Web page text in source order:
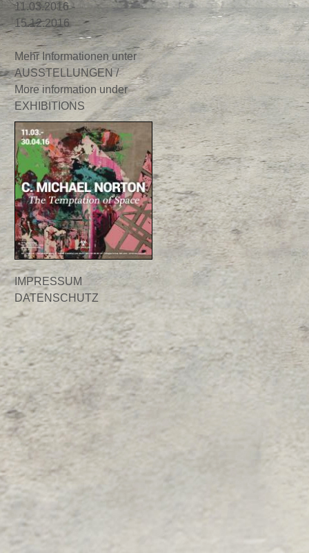
11.03.2016 -
15.12.2016
Mehr Informationen unter
AUSSTELLUNGEN /
More information under
EXHIBITIONS
IMPRESSUM
DATENSCHUTZ